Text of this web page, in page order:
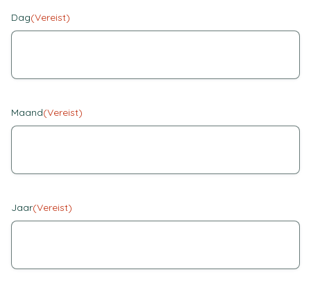
Dag(Vereist)
Maand(Vereist)
Jaar(Vereist)